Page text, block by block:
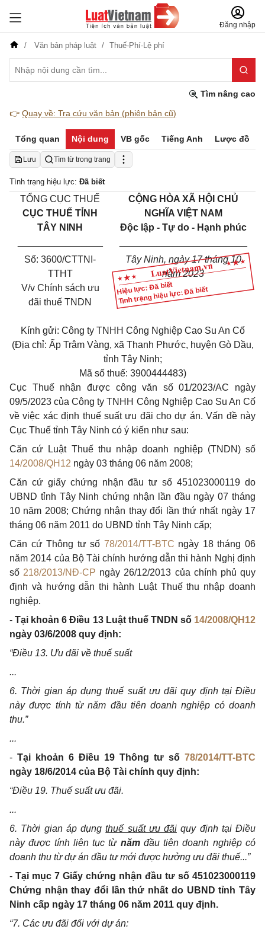
Đăng nhập
Văn bản pháp luật Thuế-Phí-Lệ phí
Tìm nâng cao
👉 Quay về: Tra cứu văn bản (phiên bản cũ)
Tổng quan Nội dung VB gốc Tiếng Anh Lược đồ
Lưu Tìm từ trong trang
Tình trạng hiệu lực: Đã biết
Hiệu lực: Đã biết
Tình trạng hiệu lực: Đã biết
TỔNG CỤC THUẾ
CỤC THUẾ TỈNH
TÂY NINH
CỘNG HÒA XÃ HỘI CHỦ
NGHĨA VIỆT NAM
Độc lập - Tự do - Hạnh phúc
Số: 3600/CTTNI -
TTHT
V/vChính sách ưu
đãi thuế TNDN
Tây Ninh, ngày 17tháng10
năm 2023
Kính gửi: Công ty TNHH Công Nghiệp Cao Su An Cố
(Địa chỉ: Ấp Trâm Vàng, xã Thanh Phước, huyện Gò Dầu,
tỉnh Tây Ninh;
Mã số thuế: 3900444483)
Cục Thuế nhận được công văn số 01/2023/AC ngày
09/5/2023 của Công ty TNHH Công Nghiệp Cao Su An Cố
về việc xác định thuế suất ưu đãi cho dự án. Vấn đề này
Cục Thuế tỉnh Tây Ninh có ý kiến như sau:
Căn cứ Luật Thuế thu nhập doanh nghiệp (TNDN) số
14/2008/QH12 ngày 03 tháng 06 năm 2008;
Căn cứ giấy chứng nhận đầu tư số 451023000119 do
UBND tỉnh Tây Ninh chứng nhận lần đầu ngày 07 tháng
10 năm 2008; Chứng nhận thay đổi lần thứ nhất ngày 17
tháng 06 năm 2011 do UBND tỉnh Tây Ninh cấp;
Căn cứ Thông tư số 78/2014/TT-BTC ngày 18 tháng 06
năm 2014 của Bộ Tài chính hướng dẫn thi hành Nghị định
số 218/2013/NĐ-CP ngày 26/12/2013 của chính phủ quy
định và hướng dẫn thi hành Luật Thuế thu nhập doanh
nghiệp.
- Tại khoản 6 Điều 13 Luật thuế TNDN số 14/2008/QH12
ngày 03/6/2008 quy định:
“Điều 13. Ưu đãi về thuế suất
...
6. Thời gian áp dụng thuế suất ưu đãi quy định tại Điều
này được tính từ năm đầu tiên doanh nghiệp có doanh
thu.”
...
- Tại khoản 6 Điều 19 Thông tư số 78/2014/TT-BTC
ngày 18/6/2014 của Bộ Tài chính quy định:
“Điều 19. Thuế suất ưu đãi.
...
6. Thời gian áp dụngthuế suất ưu đãi quy định tại Điều
này được tính liên tục từ năm đầu tiên doanh nghiệp có
doanh thu từ dự án đầu tư mới được hưởng ưu đãi thuế...”
- Tại mục 7 Giấy chứng nhận đầu tư số 451023000119
Chứng nhận thay đổi lần thứ nhất do UBND tỉnh Tây
Ninh cấp ngày 17 tháng 06 năm 2011 quy định.
“7. Các ưu đãi đối với dự án: